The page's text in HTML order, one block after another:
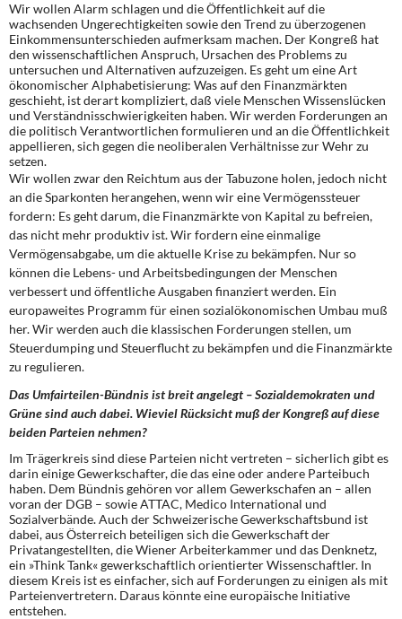
Weitere Themen
Memo-Gruppe
Institut Solidarische Moderne
Rosa-Luxemburg-Stiftung
Über mich
Kontakt
Wir wollen Alarm schlagen und die Öffentlichkeit auf die
wachsenden Ungerechtigkeiten sowie den Trend zu überzogenen
Einkommensunterschieden aufmerksam machen. Der Kongreß hat
den wissenschaftlichen Anspruch, Ursachen des Problems zu
untersuchen und Alternativen aufzuzeigen. Es geht um eine Art
ökonomischer Alphabetisierung: Was auf den Finanzmärkten
geschieht, ist derart kompliziert, daß viele Menschen Wissenslücken
und Verständnisschwierigkeiten haben. Wir werden Forderungen an
die politisch Verantwortlichen formulieren und an die Öffentlichkeit
appellieren, sich gegen die neoliberalen Verhältnisse zur Wehr zu
setzen.
Wir wollen zwar den Reichtum aus der Tabuzone holen, jedoch nicht
an die Sparkonten herangehen, wenn wir eine Vermögenssteuer
fordern: Es geht darum, die Finanzmärkte von Kapital zu befreien,
das nicht mehr produktiv ist. Wir fordern eine einmalige
Vermögensabgabe, um die aktuelle Krise zu bekämpfen. Nur so
können die Lebens- und Arbeitsbedingungen der Menschen
verbessert und öffentliche Ausgaben finanziert werden. Ein
europaweites Programm für einen sozialökonomischen Umbau muß
her. Wir werden auch die klassischen Forderungen stellen, um
Steuerdumping und Steuerflucht zu bekämpfen und die Finanzmärkte
zu regulieren.
Das Umfairteilen-Bündnis ist breit angelegt – Sozialdemokraten und
Grüne sind auch dabei. Wieviel Rücksicht muß der Kongreß auf diese
beiden Parteien nehmen?
Im Trägerkreis sind diese Parteien nicht vertreten – sicherlich gibt es
darin einige Gewerkschafter, die das eine oder andere Parteibuch
haben. Dem Bündnis gehören vor allem Gewerkschafen an – allen
voran der DGB – sowie ATTAC, Medico International und
Sozialverbände. Auch der Schweizerische Gewerkschaftsbund ist
dabei, aus Österreich beteiligen sich die Gewerkschaft der
Privatangestellten, die Wiener Arbeiterkammer und das Denknetz,
ein »Think Tank« gewerkschaftlich orientierter Wissenschaftler. In
diesem Kreis ist es einfacher, sich auf Forderungen zu einigen als mit
Parteienvertretern. Daraus könnte eine europäische Initiative
entstehen.